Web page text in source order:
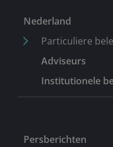
Nederland
Particuliere
Adviseurs
Institutionele
Persberichten